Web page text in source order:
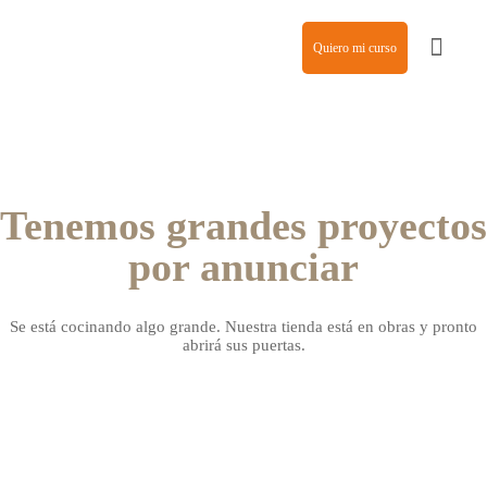
Quiero mi curso
Tenemos grandes proyectos
por anunciar
Se está cocinando algo grande. Nuestra tienda está en obras y pronto
abrirá sus puertas.